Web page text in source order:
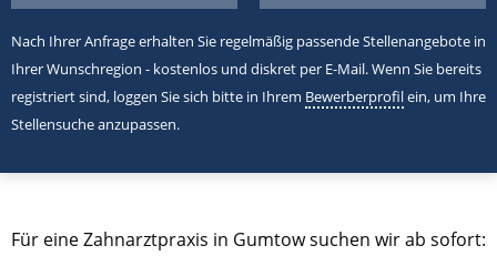
Nach Ihrer Anfrage erhalten Sie regelmäßig passende Stellenangebote in
Ihrer Wunschregion - kostenlos und diskret per E-Mail. Wenn Sie bereits
registriert sind, loggen Sie sich bitte in Ihrem Bewerberprofilein, um Ihre
Stellensuche anzupassen.
Für eine Zahnarztpraxis in Gumtow suchen wir ab sofort: